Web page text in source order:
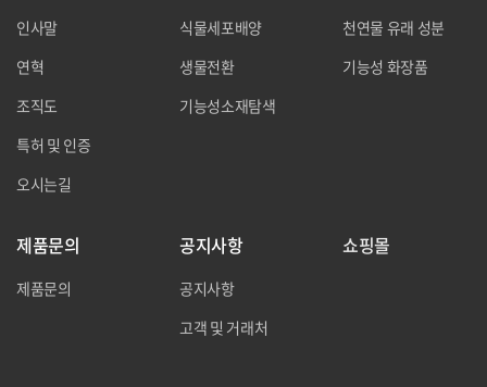
인사말
연혁
조직도
특허 및 인증
오시는길
식물세포배양
생물전환
기능성소재탐색
천연물 유래 성분
기능성 화장품
제품문의
제품문의
공지사항
공지사항
고객 및 거래처
쇼핑몰